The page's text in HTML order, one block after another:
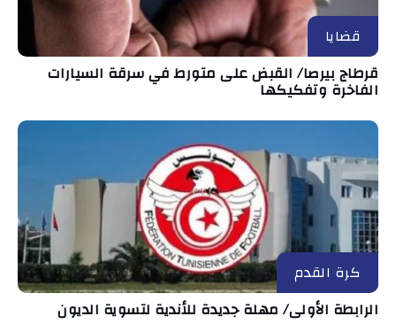
قضايا
قرطاج بيرصا/ القبض على متورط في سرقة السيارات
الفاخرة وتفكيكها
كرة القدم
الرابطة الأولى/ مهلة جديدة للأندية لتسوية الديون